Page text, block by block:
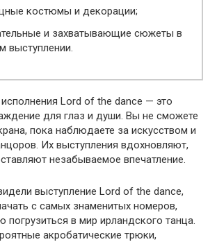
костюмы и декорации;
и захватывающие сюжеты в
выступлении.
Lord of the dance — это
для глаз и души. Вы не сможете
пока наблюдаете за искусством и
Их выступления вдохновляют,
незабываемое впечатление.
выступление Lord of the dance,
с самых знаменитых номеров,
погрузиться в мир ирландского танца.
акробатические трюки,